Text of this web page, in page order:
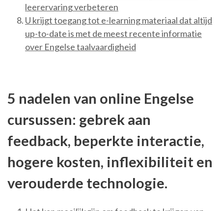
leerervaring verbeteren
U krijgt toegang tot e-learning materiaal dat altijd
up-to-date is met de meest recente informatie
over Engelse taalvaardigheid
5 nadelen van online Engelse
cursussen: gebrek aan
feedback, beperkte interactie,
hogere kosten, inflexibiliteit en
verouderde technologie.